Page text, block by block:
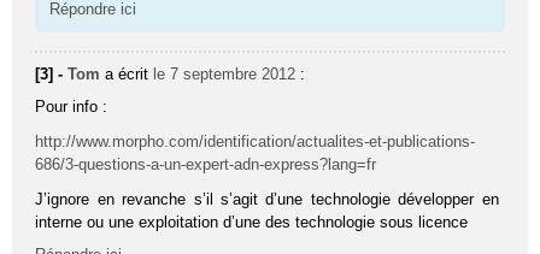
Répondre ici
[3] -Tom a écrit le 7 septembre 2012 :
Pour info :
http://www.morpho.com/identification/actualites-et-publications-
686/3-questions-a-un-expert-adn-express?lang=fr
J’ignore en revanche s’il s’agit d’une technologie développer en
interne ou une exploitation d’une des technologie sous licence